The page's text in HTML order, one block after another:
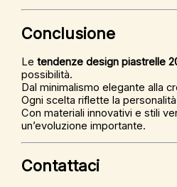
Conclusione
Letendenze design piastrelle
possibilità.
Dal minimalismo elegante alla
Ogni scelta riflette la
Con materiali innovativi e stili
un’evoluzione importante.
Contattaci